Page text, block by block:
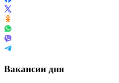
Вакансии дня